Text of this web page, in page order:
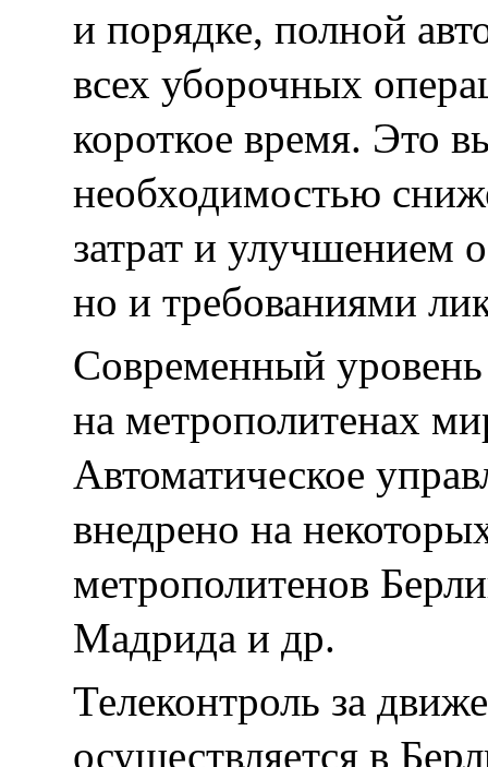
и порядке, полной
всех уборочных
короткое время. Это
необходимостью
затрат и улучшением
но и требованиями
Современный уровень
на метрополитенах
Автоматическое
внедрено на
метрополитенов
Мадрида и др.
Телеконтроль за
осуществляется в